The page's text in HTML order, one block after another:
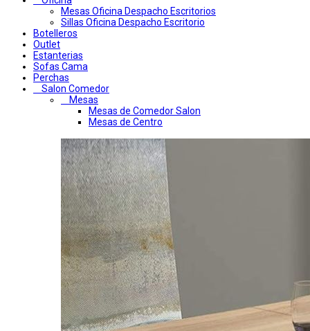
Mesas Oficina Despacho Escritorios
Sillas Oficina Despacho Escritorio
Botelleros
Outlet
Estanterias
Sofas Cama
Perchas
Salon Comedor
Mesas
Mesas de Comedor Salon
Mesas de Centro